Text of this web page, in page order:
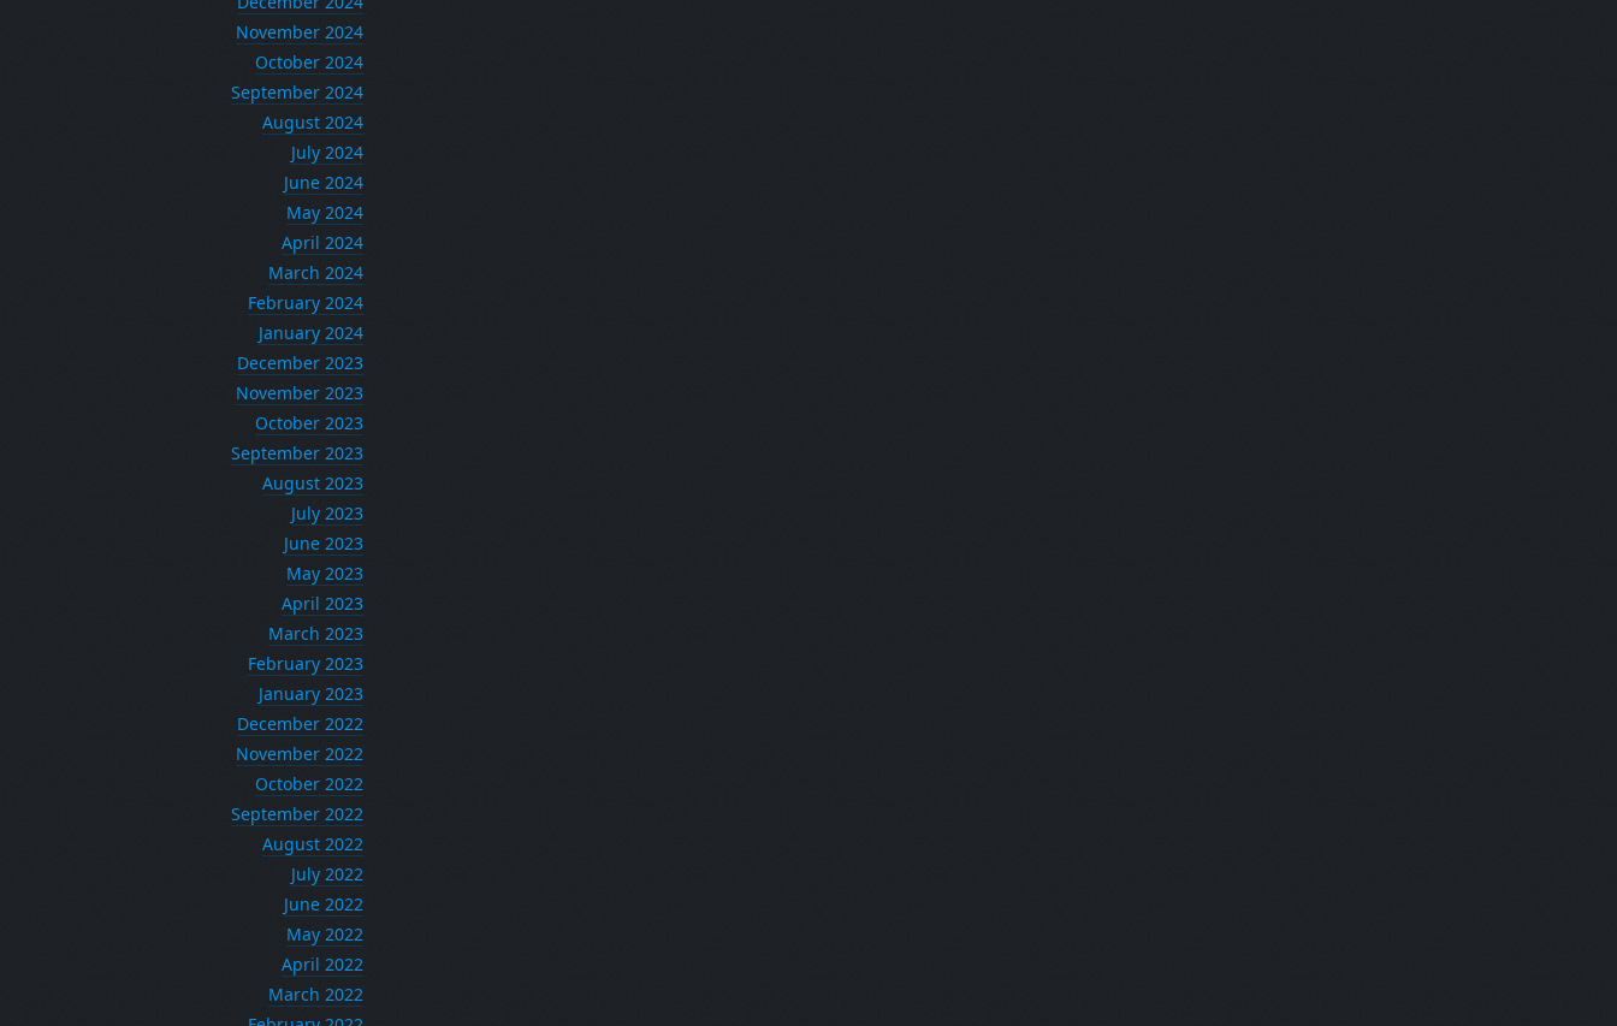
November 2024
October 2024
September 2024
August 2024
July 2024
June 2024
May 2024
April 2024
March 2024
February 2024
January 2024
December 2023
November 2023
October 2023
September 2023
August 2023
July 2023
June 2023
May 2023
April 2023
March 2023
February 2023
January 2023
December 2022
November 2022
October 2022
September 2022
August 2022
July 2022
June 2022
May 2022
April 2022
March 2022